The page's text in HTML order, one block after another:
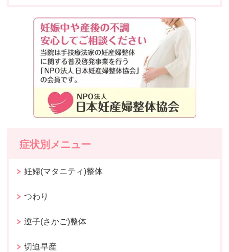
症状別メニュー
妊婦(マタニティ)整体
つわり
逆子(さかご)整体
切迫早産